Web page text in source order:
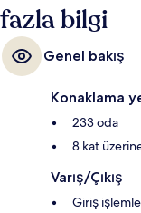
fazla bilgi
Genel bakış
Konaklama
233 oda
8 kat
Varış/Çıkış
Giriş